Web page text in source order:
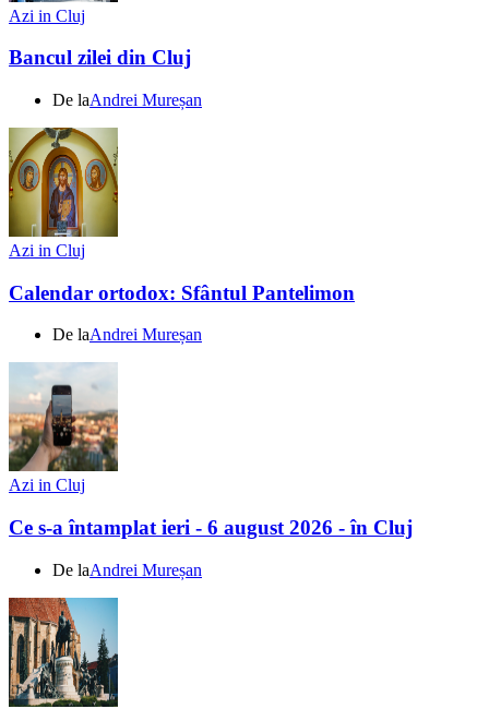
Azi in Cluj
Bancul zilei din Cluj
De laAndrei Mureșan
Azi in Cluj
Calendar ortodox: Sfântul Pantelimon
De laAndrei Mureșan
Azi in Cluj
Ce s-a întamplat ieri - 6 august 2026 - în Cluj
De laAndrei Mureșan